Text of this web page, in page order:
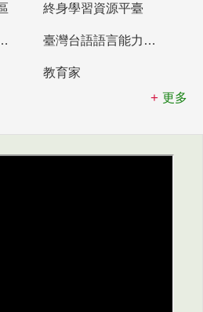
終身學習資源平臺
幼兒園教師資格檢定考試 臺灣台語語言能力認證網站
教育家
更多